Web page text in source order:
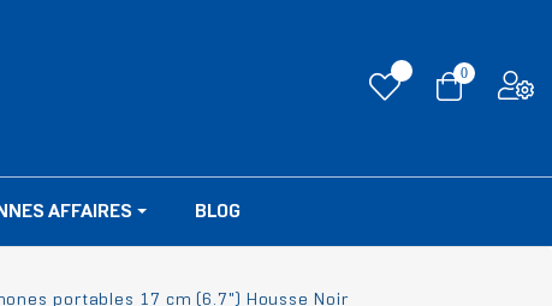
0
AFFAIRES BLOG
portables 17 cm (6.7") Housse Noir